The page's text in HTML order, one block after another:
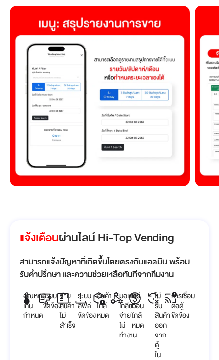
แจ้งเตือนผ่านไลน์ Hi-Top Vending
สามารถแจ้งปัญหาที่เกิดขึ้นโดยตรงกับแอดมิน พร้อม
รับคำปรึกษาและความช่วยเหลือทันทีจากทีมงาน
อุณหภูมิ
เกิน
กำหนด
ระบบ
ขัดข้อง
จ่าย
สินค้า
ไม่
สำเร็จ
ระบบ
ลิฟต์
ขัดข้อง
สินค้า
ใกล้
หมด
มอเตอร์
เกลียว
จ่าย
ไม่
ทำงาน
เงิน
ทอน
ใกล้
หมด
ไม่
รับ
สินค้า
ออก
จาก
ตู้
ใน
การเชื่อม
ต่อตู้
ขัดข้อง